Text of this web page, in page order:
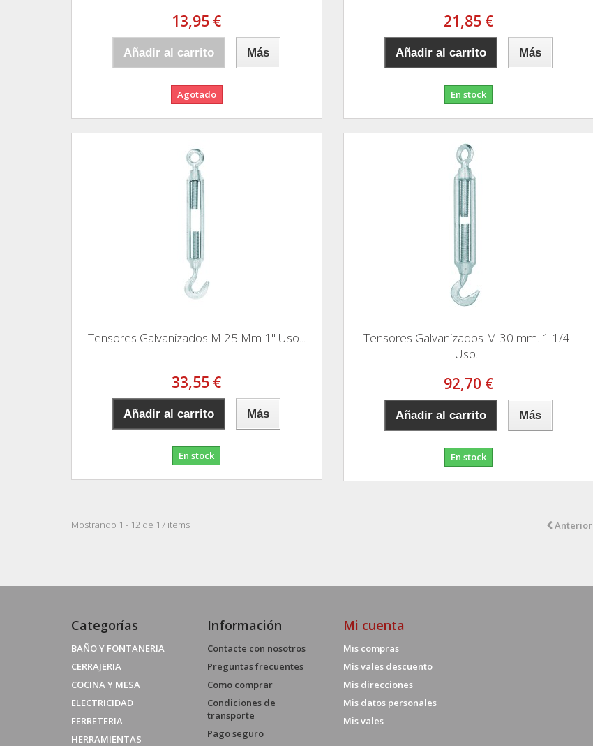
13,95 €
Añadir al carrito Más
Agotado
21,85 €
Añadir al carrito Más
En stock
Tensores Galvanizados M 25 Mm 1" Uso...
33,55 €
Añadir al carrito Más
En stock
Tensores Galvanizados M 30 mm. 1 1/4"
Uso...
92,70 €
Añadir al carrito Más
En stock
Anterior
Mostrando 1 - 12 de 17 items
Categorías
BAÑO Y FONTANERIA
CERRAJERIA
COCINA Y MESA
ELECTRICIDAD
FERRETERIA
HERRAMIENTAS
Información
Contacte con nosotros
Preguntas frecuentes
Como comprar
Condiciones de
transporte
Pago seguro
Mi cuenta
Mis compras
Mis vales descuento
Mis direcciones
Mis datos personales
Mis vales